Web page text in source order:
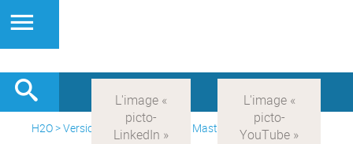
H2O>Version anglaise > Master's > Inter-master's